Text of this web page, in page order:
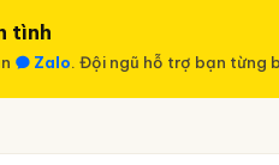
tình
Zalo. Đội ngũ hỗ trợ bạn từng